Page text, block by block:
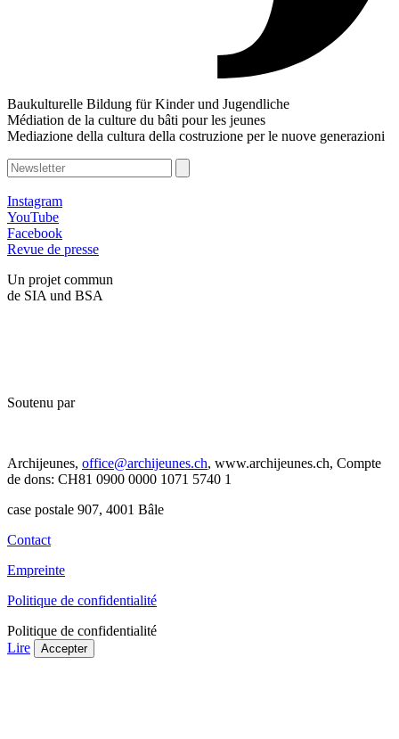
Baukulturelle Bildung für Kinder und Jugendliche
Médiation de la culture du bâti pour les jeunes
Mediazione della cultura della costruzione per le nuove generazioni
Instagram
YouTube
Facebook
Revue de presse
Un projet commun
de SIA und BSA
Soutenu par
Archijeunes, office@archijeunes.ch, www.archijeunes.ch, Compte
de dons: CH81 0900 0000 1071 5740 1
case postale 907, 4001 Bâle
Contact
Empreinte
Politique de confidentialité
Politique de confidentialité
Lire
Accepter